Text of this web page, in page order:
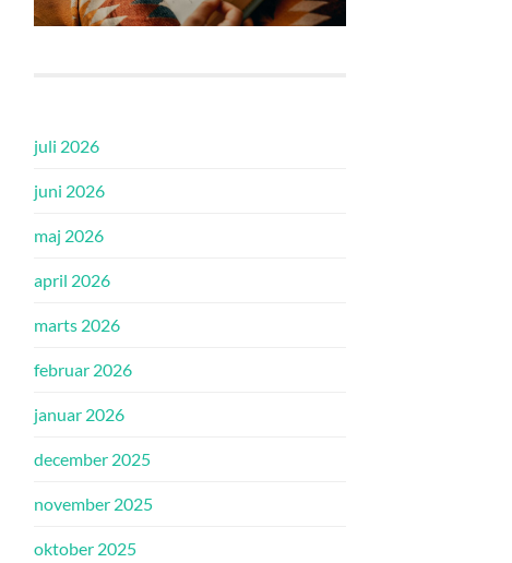
juli 2026
juni 2026
maj 2026
april 2026
marts 2026
februar 2026
januar 2026
december 2025
november 2025
oktober 2025